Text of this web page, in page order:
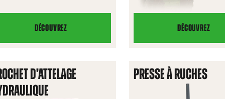
DÉCOUVREZ
BRAS
DE
DÉCOUVREZ
BRAS
DE
D’ATTELAGE
PRESSE À RUCHES